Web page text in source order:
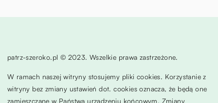
patrz-szeroko.pl © 2023. Wszelkie prawa zastrzeżone.
W ramach naszej witryny stosujemy pliki cookies. Korzystanie z
witryny bez zmiany ustawień dot. cookies oznacza, że będą one
zamieszczane w Państwa urządzeniu końcowym. Zmiany